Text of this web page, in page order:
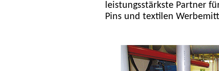
leistungsstärkste Partner
Pins und textilen